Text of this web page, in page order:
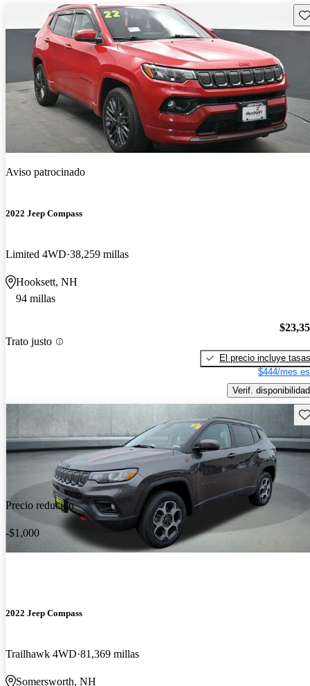
Aviso patrocinado
2022 Jeep Compass
Limited 4WD 38,259 millas
Hooksett, NH
94 millas
Trato justo
El precio incluye tasas
$444/mes
Verif. disponibilidad
Precio reducido
-$1,000
2022 Jeep Compass
Trailhawk 4WD 81,369 millas
Somersworth, NH